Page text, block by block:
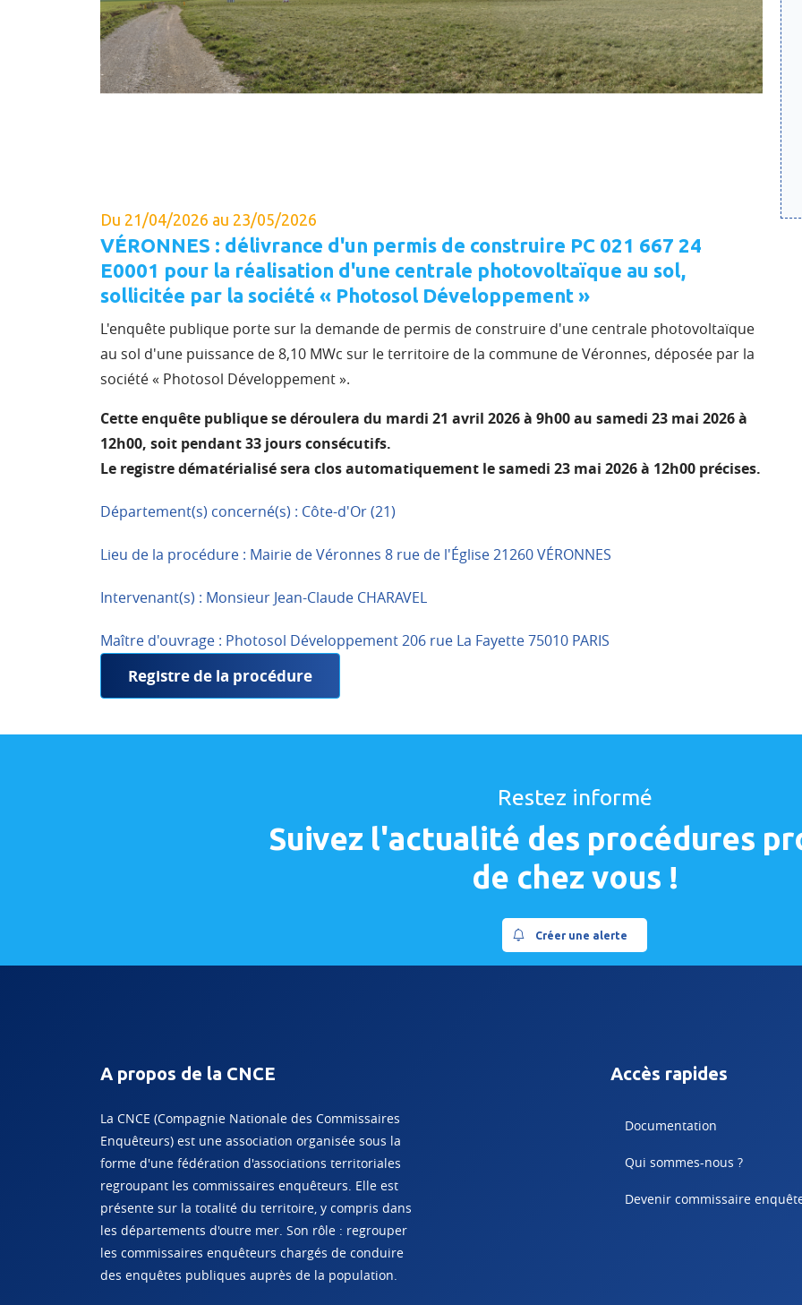
Du 21/04/2026 au 23/05/2026
VÉRONNES : délivrance d'un permis de construire PC 021 667 24
E0001 pour la réalisation d'une centrale photovoltaïque au sol,
sollicitée par la société « Photosol Développement »
L'enquête publique porte sur la demande de permis de construire d'une centrale photovoltaïque
au sol d'une puissance de 8,10 MWc sur le territoire de la commune de Véronnes, déposée par la
société « Photosol Développement ».
Cette enquête publique se déroulera du mardi 21 avril 2026 à 9h00 au samedi 23 mai 2026 à
12h00, soit pendant 33 jours consécutifs.
Le registre dématérialisé sera clos automatiquement le samedi 23 mai 2026 à 12h00 précises.
Département(s) concerné(s) : Côte-d'Or (21)
Lieu de la procédure : Mairie de Véronnes 8 rue de l'Église 21260 VÉRONNES
Intervenant(s) : Monsieur Jean-Claude CHARAVEL
Maître d'ouvrage : Photosol Développement 206 rue La Fayette 75010 PARIS
Registre de la procédure
Restez informé
Suivez l'actualité des procédures
de chez vous !
Créer une alerte
A propos de la CNCE
La CNCE (Compagnie Nationale des Commissaires
Enquêteurs) est une association organisée sous la
forme d'une fédération d'associations territoriales
regroupant les commissaires enquêteurs. Elle est
présente sur la totalité du territoire, y compris dans
les départements d'outre mer. Son rôle : regrouper
les commissaires enquêteurs chargés de conduire
des enquêtes publiques auprès de la population.
Accès rapides
Documentation
Qui sommes-nous ?
Devenir commissaire